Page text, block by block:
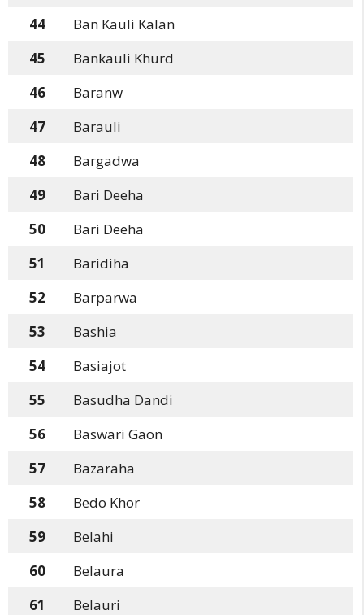
44
Ban Kauli Kalan
45
Bankauli Khurd
46
Baranw
47
Barauli
48
Bargadwa
49
Bari Deeha
50
Bari Deeha
51
Baridiha
52
Barparwa
53
Bashia
54
Basiajot
55
Basudha Dandi
56
Baswari Gaon
57
Bazaraha
58
Bedo Khor
59
Belahi
60
Belaura
61
Belauri